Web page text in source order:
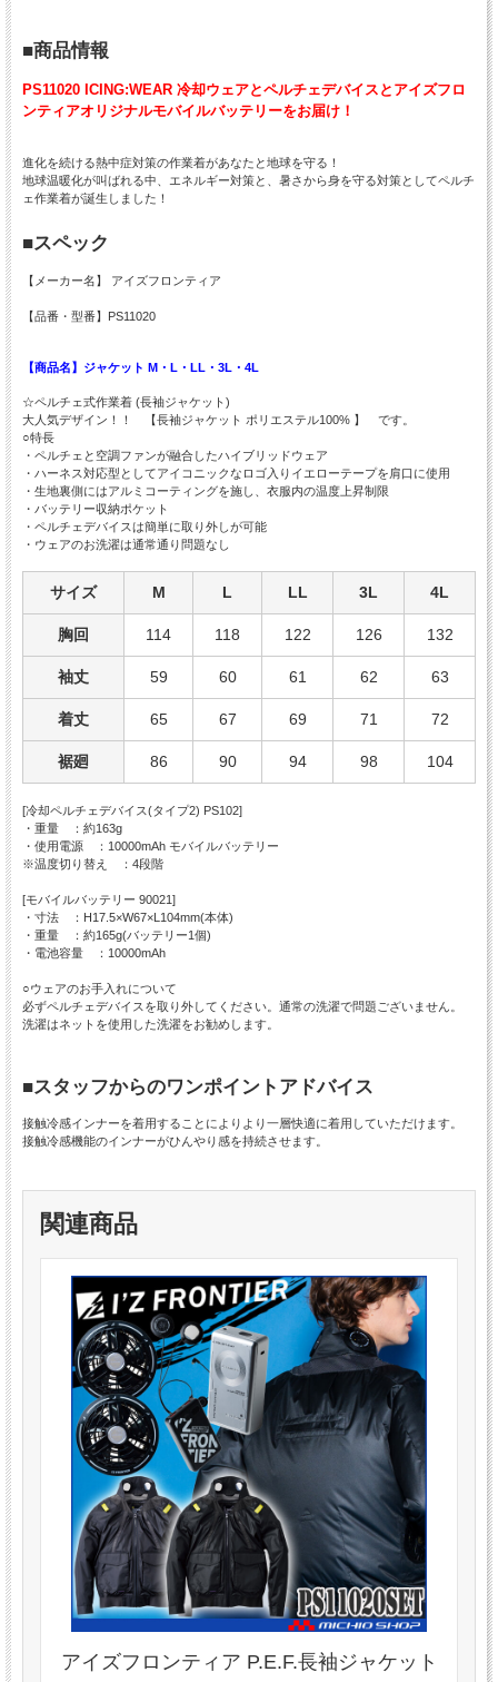
■商品情報
PS11020 ICING:WEAR 冷却ウェアとペルチェデバイスとアイズフロ
ンティアオリジナルモバイルバッテリーをお届け！
進化を続ける熱中症対策の作業着があなたと地球を守る！
地球温暖化が叫ばれる中、エネルギー対策と、暑さから身を守る対策としてペルチ
ェ作業着が誕生しました！
■スペック
【メーカー名】 アイズフロンティア
【品番・型番】PS11020
【商品名】ジャケット M・L・LL・3L・4L
☆ペルチェ式作業着 (長袖ジャケット)
大人気デザイン！！ 【長袖ジャケット ポリエステル100% 】 です。
○特長
・ペルチェと空調ファンが融合したハイブリッドウェア
・ハーネス対応型としてアイコニックなロゴ入りイエローテープを肩口に使用
・生地裏側にはアルミコーティングを施し、衣服内の温度上昇制限
・バッテリー収納ポケット
・ペルチェデバイスは簡単に取り外しが可能
・ウェアのお洗濯は通常通り問題なし
サイズ M L LL 3L 4L
胸回 114 118 122 126 132
袖丈 59 60 61 62 63
着丈 65 67 69 71 72
裾廻 86 90 94 98 104
[冷却ペルチェデバイス(タイプ2) PS102]
・重量 ：約163g
・使用電源 ：10000mAh モバイルバッテリー
※温度切り替え ：4段階
[モバイルバッテリー 90021]
・寸法 ：H17.5×W67×L104mm(本体)
・重量 ：約165g(バッテリー1個)
・電池容量 ：10000mAh
○ウェアのお手入れについて
必ずペルチェデバイスを取り外してください。通常の洗濯で問題ございません。
洗濯はネットを使用した洗濯をお勧めします。
■スタッフからのワンポイントアドバイス
接触冷感インナーを着用することによりより一層快適に着用していただけます。
接触冷感機能のインナーがひんやり感を持続させます。
関連商品
アイズフロンティア P.E.F.長袖ジャケット